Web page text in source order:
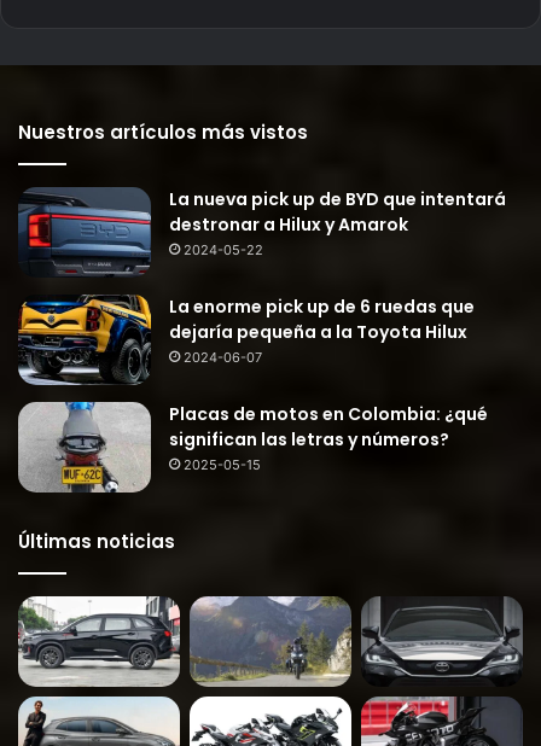
Nuestros artículos más vistos
La nueva pick up de BYD que intentará
destronar a Hilux y Amarok
2024-05-22
La enorme pick up de 6 ruedas que
dejaría pequeña a la Toyota Hilux
2024-06-07
Placas de motos en Colombia: ¿qué
significan las letras y números?
2025-05-15
Últimas noticias